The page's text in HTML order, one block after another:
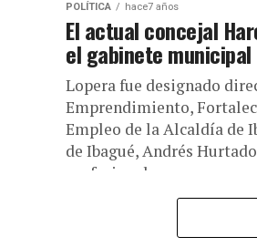
POLÍTICA hace7 años
El actual concejal
el gabinete municipal
Lopera fue designado
Emprendimiento,
Empleo de la Alcaldía de
de Ibagué, Andrés
profesional...